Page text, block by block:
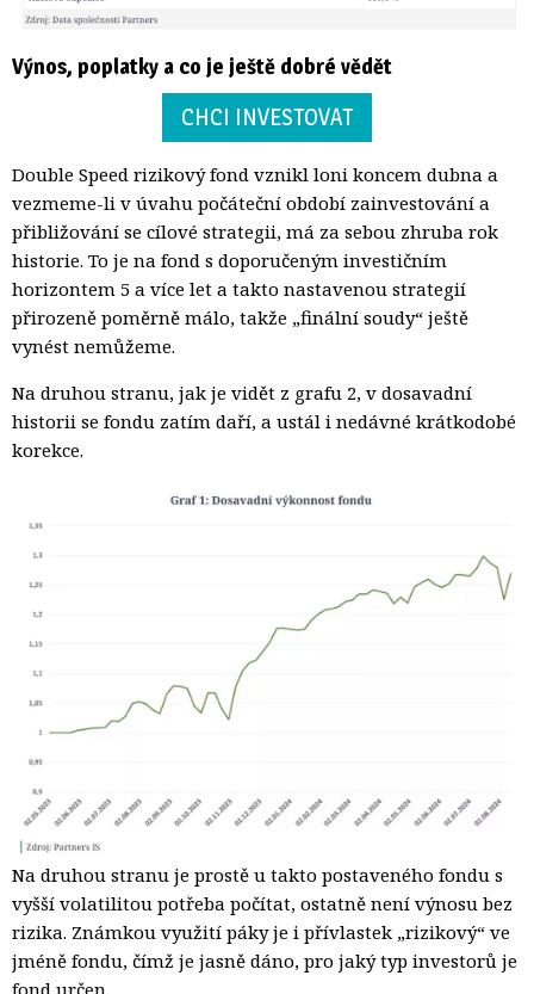
Výnos, poplatky a co je ještě dobré vědět
CHCI INVESTOVAT
Double Speed rizikový fond vznikl loni koncem dubna a
vezmeme-li v úvahu počáteční období zainvestování a
přibližování se cílové strategii, má za sebou zhruba rok
historie. To je na fond s doporučeným investičním
horizontem 5 a více let a takto nastavenou strategií
přirozeně poměrně málo, takže „finální soudy“ ještě
vynést nemůžeme.
Na druhou stranu, jak je vidět z grafu 2, v dosavadní
historii se fondu zatím daří, a ustál i nedávné krátkodobé
korekce.
Na druhou stranu je prostě u takto postaveného fondu s
vyšší volatilitou potřeba počítat, ostatně není výnosu bez
rizika. Známkou využití páky je i přívlastek „rizikový“ ve
jméně fondu, čímž je jasně dáno, pro jaký typ investorů je